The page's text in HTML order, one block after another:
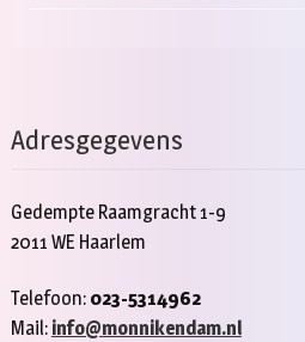
Adresgegevens
Gedempte Raamgracht 1-9
2011 WE Haarlem
Telefoon: 023-5314962
Mail: info@monnikendam.nl